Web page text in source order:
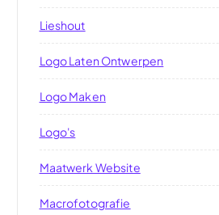
Lieshout
Logo Laten Ontwerpen
Logo Maken
Logo's
Maatwerk Website
Macrofotografie